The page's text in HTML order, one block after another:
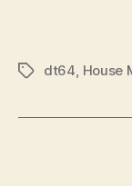
Schlagwörter
dt64, House